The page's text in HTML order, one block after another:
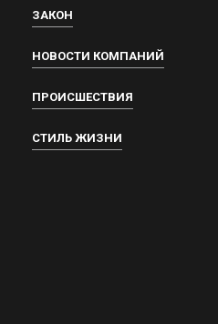
ЗАКОН
НОВОСТИ КОМПАНИЙ
ПРОИСШЕСТВИЯ
СТИЛЬ ЖИЗНИ